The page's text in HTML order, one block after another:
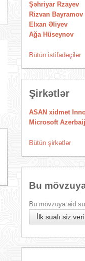
Şəhriyar Rzayev
Rizvan Bayramov
Elxan Əliyev
Ağa Hüseynov
Bütün istifadəçilər
Şirkətlər
Microsoft
Bütün şirkətlər
Bu
Bu mövzuya aid
İlk sualı siz